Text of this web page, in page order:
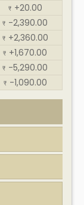
₹ +20.00
₹ -2,390.00
₹ +2,360.00
₹ +1,670.00
₹ -5,290.00
₹ -1,090.00